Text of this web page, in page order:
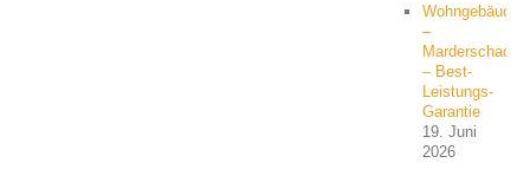
Wohngebäude
–
Marderschaden
– Best-
Leistungs-
Garantie
19. Juni
2026